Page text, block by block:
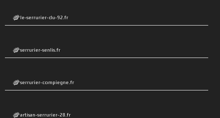
le-serrurier-du-92.fr
serrurier-senlis.fr
serrurier-compiegne.fr
artisan-serrurier-28.fr